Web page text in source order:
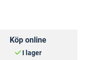
Köp online
I lager